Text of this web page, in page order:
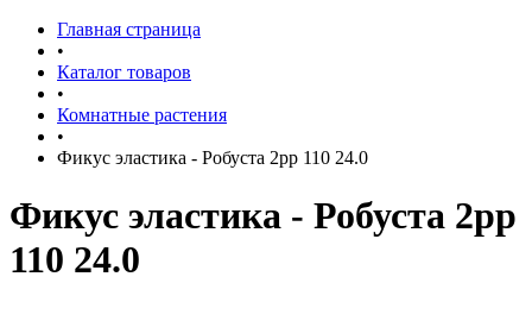
Главная страница
•
Каталог товаров
•
Комнатные растения
•
Фикус эластика - Робуста 2рр 110 24.0
Фикус эластика - Робуста 2рр
110 24.0